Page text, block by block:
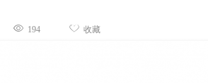
194 收藏